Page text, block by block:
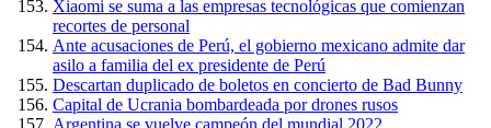
Xiaomi se suma a las empresas tecnológicas que comienzan
recortes de personal
Ante acusaciones de Perú, el gobierno mexicano admite dar
asilo a familia del ex presidente de Perú
Descartan duplicado de boletos en concierto de Bad Bunny
Capital de Ucrania bombardeada por drones rusos
Argentina se vuelve campeón del mundial 2022